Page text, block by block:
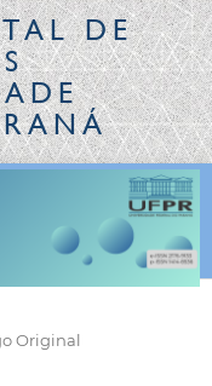
Legislação
CanaisDE
Original